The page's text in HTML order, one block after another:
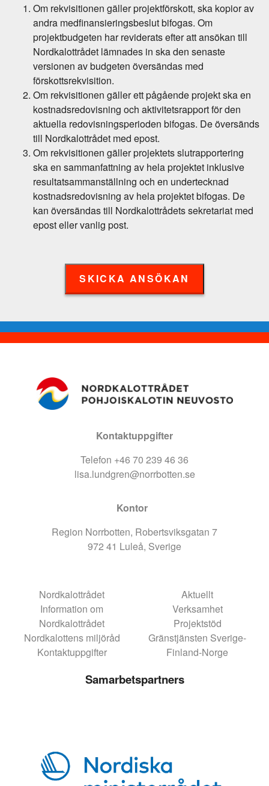
Om rekvisitionen gäller projektförskott, ska kopior av
andra medfinansieringsbeslut bifogas. Om
projektbudgeten har reviderats efter att ansökan till
Nordkalottrådet lämnades in ska den senaste
versionen av budgeten översändas med
förskottsrekvisition.
Om rekvisitionen gäller ett pågående projekt ska en
kostnadsredovisning och aktivitetsrapport för den
aktuella redovisningsperioden bifogas. De översänds
till Nordkalottrådet med epost.
Om rekvisitionen gäller projektets slutrapportering
ska en sammanfattning av hela projektet inklusive
resultatsammanställning och en undertecknad
kostnadsredovisning av hela projektet bifogas. De
kan översändas till Nordkalottrådets sekretariat med
epost eller vanlig post.
SKICKA ANSÖKAN
Kontaktuppgifter
Telefon +46 70 239 46 36
lisa.lundgren@norrbotten.se
Kontor
Region Norrbotten, Robertsviksgatan 7
972 41 Luleå, Sverige
Nordkalottrådet
Aktuellt
Information om
Nordkalottrådet
Verksamhet
Projektstöd
Gränstjänsten Sverige-
Finland-Norge
Nordkalottens miljöråd
Kontaktuppgifter
Samarbetspartners